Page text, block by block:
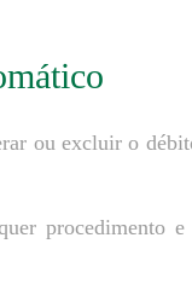
ou excluir o
procedimento